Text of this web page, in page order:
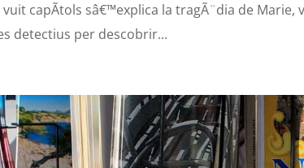
capÃ­tols sâ€™explica la tragÃ¨dia de
detectius per descobrir...